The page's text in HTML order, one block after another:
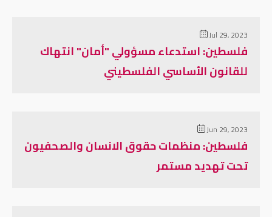
Jul 29, 2023
فلسطين: استدعاء مسؤولي "أمان" انتهاك
للقانون الأساسي الفلسطيني
Jun 29, 2023
فلسطين: منظمات حقوق الانسان والصحفيون
تحت تهديد مستمر